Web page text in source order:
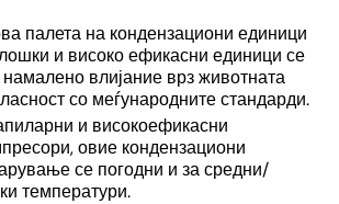
палета на кондензациони единици
и високо ефикасни единици се
намалено влијание врз животната
со меѓународните стандарди.
и високоефикасни
овие кондензациони
се погодни и за средни/
температури.